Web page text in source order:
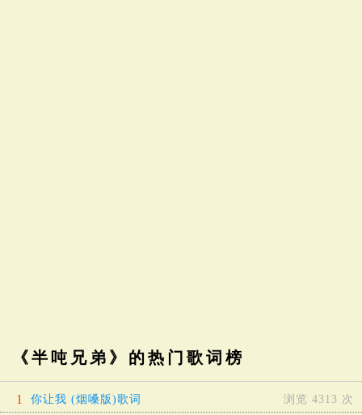
《半吨兄弟》的热门歌词榜
1 你让我 (烟嗓版)歌词 浏览 4313 次